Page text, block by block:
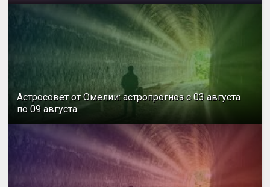
Астросовет от Омелии: астропрогноз с 03 августа
по 09 августа